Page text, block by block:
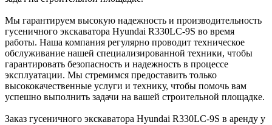
Мы гарантируем высокую надежность и производительность
гусеничного экскаватора Hyundai R330LC-9S во время
работы. Наша компания регулярно проводит техническое
обслуживание нашей специализированной техники, чтобы
гарантировать безопасность и надежность в процессе
эксплуатации. Мы стремимся предоставить только
высококачественные услуги и технику, чтобы помочь вам
успешно выполнить задачи на вашей строительной площадке.
Заказ гусеничного экскаватора Hyundai R330LC-9S в аренду у